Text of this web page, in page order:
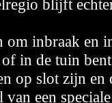
blijft
om inbraak en
in de tuin
op slot zijn
een